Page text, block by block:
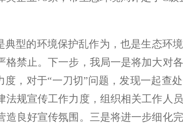
典型的环境保护乱作为，也是生态环
格禁止。下一步， 我局一是将加大对
度，对于“一刀切”问题，发现一起查
法规宣传工作力度，组织相关工作人
造良好宣传氛围。三是将进一步细化